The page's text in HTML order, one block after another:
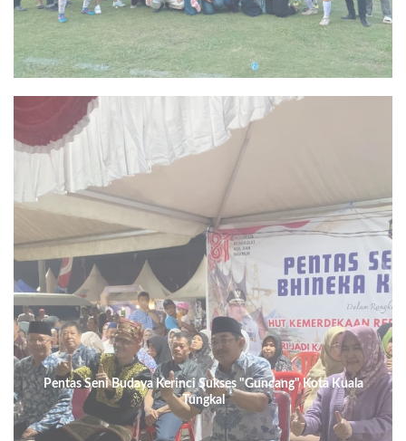
Pentas Seni Budaya Kerinci Sukses "Guncang" Kota Kuala
Tungkal